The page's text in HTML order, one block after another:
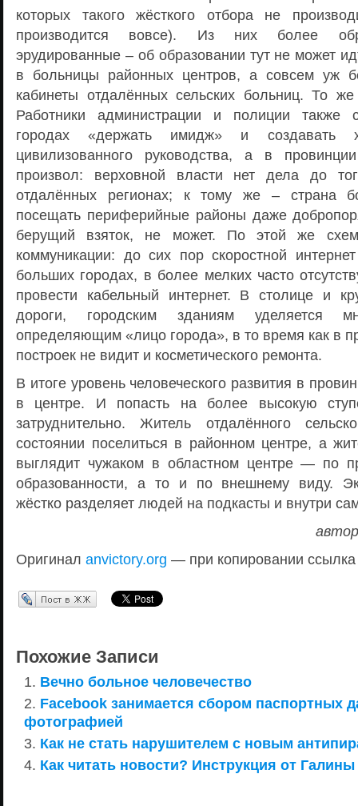
которых такого жёсткого отбора не
производится вовсе). Из них более
эрудированные – об образовании тут не может
в больницы районных центров, а совсем уж
кабинеты отдалённых сельских больниц. То же
Работники администрации и полиции также
городах «держать имидж» и создавать
цивилизованного руководства, а в
произвол: верховной власти нет дела до
отдалённых регионах; к тому же – страна
посещать периферийные районы даже
берущий взяток, не может. По этой же
коммуникации: до сих пор скоростной
больших городах, в более мелких часто
провести кабельный интернет. В столице и
дороги, городским зданиям уделяется
определяющим «лицо города», в то время как в
построек не видит и косметического ремонта.
В итоге уровень человеческого развития в
в центре. И попасть на более высокую
затруднительно. Житель отдалённого
состоянии поселиться в районном центре, а
выглядит чужаком в областном центре — по
образованности, а то и по внешнему виду.
жёстко разделяет людей на подкасты и внутри
Оригинал anvictory.org — при копировании ссылка
Перепост в ЖЖ
Похожие Записи
Вечно больное человечество
Facebook занимается сбором паспортных
фотографией
Как не стать нарушителем с новым
Как читать новости? Инструкция от